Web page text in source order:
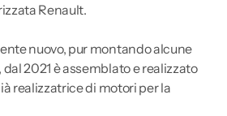
Renault.
nuovo, pur montando alcune
2021 è assemblato e realizzato
realizzatrice di motori per la